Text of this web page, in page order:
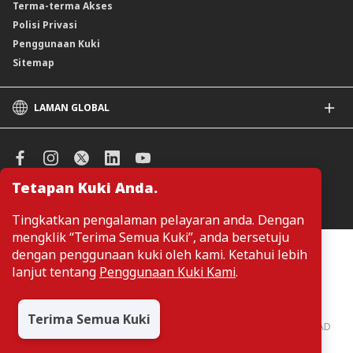
Tetapan Kuki Anda.
Tingkatkan pengalaman pelayaran anda. Dengan
mengklik “Terima Semua Kuki”, anda bersetuju
dengan penggunaan kuki oleh kami. Ketahui lebih
lanjut tentang Penggunaan Kuki Kami.
Terima Semua Kuki
Terma-terma Akses
Polisi Privasi
Penggunaan Kuki
Sitemap
LAMAN GLOBAL
CIMB Islamic
CIMB Bank (SG)
CIMB Bank (KH)
CIMB Thai
CIMB Bank (VN)
CIMB Bank (PH)
Pelanggan tidak perlu memberikan butiran peribadi ketika melayari
atau mengakses maklumat berkaitan produk dan perkhidmatan di
laman web. Butiran perbadi hanya diperlukan sekiranya pelanggan
produk atau perkhidmatan.
CIMB Bank: All rights reserved. Copyright © 2026 CIMB BANK BERHAD
197201001799 (13491-P)